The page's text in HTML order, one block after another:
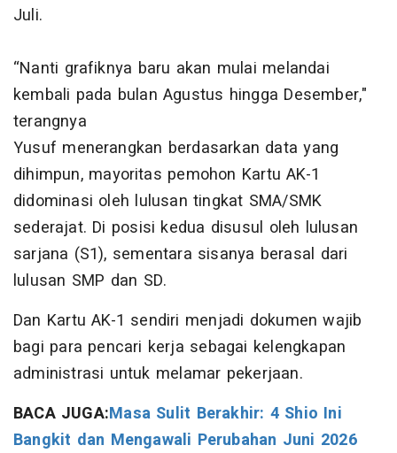
Juli.
“Nanti grafiknya baru akan mulai melandai
kembali pada bulan Agustus hingga Desember,"
terangnya
Yusuf menerangkan berdasarkan data yang
dihimpun, mayoritas pemohon Kartu AK-1
didominasi oleh lulusan tingkat SMA/SMK
sederajat. Di posisi kedua disusul oleh lulusan
sarjana (S1), sementara sisanya berasal dari
lulusan SMP dan SD.
Dan Kartu AK-1 sendiri menjadi dokumen wajib
bagi para pencari kerja sebagai kelengkapan
administrasi untuk melamar pekerjaan.
BACA JUGA:Masa Sulit Berakhir: 4 Shio Ini
Bangkit dan Mengawali Perubahan Juni 2026